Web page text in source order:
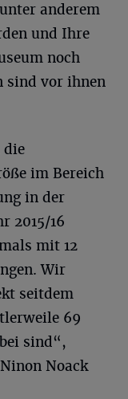
anderem
und Ihre
noch
sind vor ihnen
die
im Bereich
in der
2015/16
mit 12
Wir
seitdem
69
sind“,
Noack